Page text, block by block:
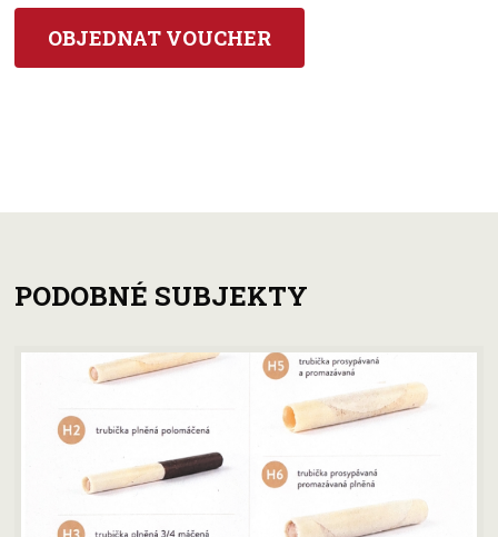
PODOBNÉ SUBJEKTY